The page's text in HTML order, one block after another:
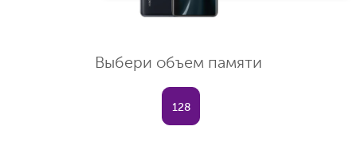
Выбери объем памяти
128